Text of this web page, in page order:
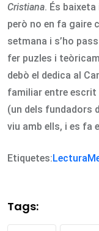
Cristiana. És
però no en fa gaire
setmana i s’ho
fer puzles i
debò el dedica al
familiar entre escrit
(un dels fundadors
viu amb ells, i es fa
Etiquetes:Lectura
Tags: